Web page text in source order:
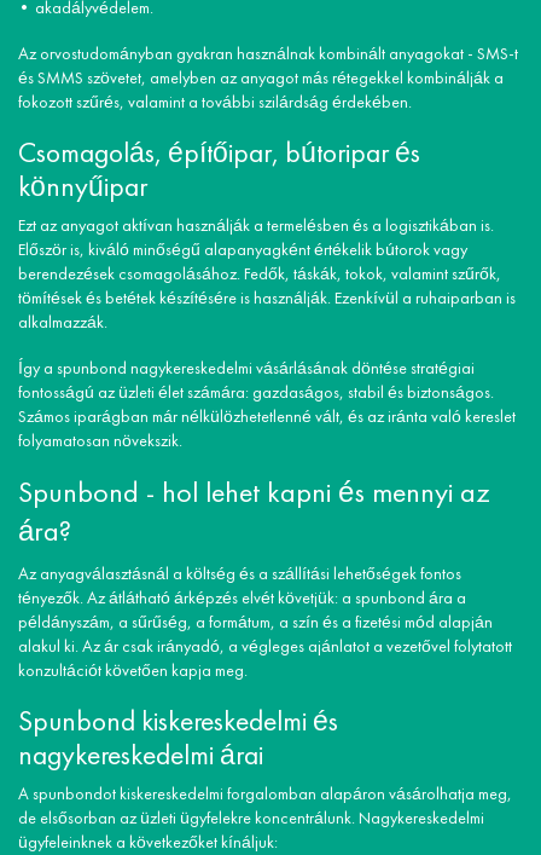
akadályvédelem.
Az orvostudományban gyakran használnak kombinált anyagokat - SMS-t
és SMMS szövetet, amelyben az anyagot más rétegekkel kombinálják a
fokozott szűrés, valamint a további szilárdság érdekében.
Csomagolás, építőipar, bútoripar és
könnyűipar
Ezt az anyagot aktívan használják a termelésben és a logisztikában is.
Először is, kiváló minőségű alapanyagként értékelik bútorok vagy
berendezések csomagolásához. Fedők, táskák, tokok, valamint szűrők,
tömítések és betétek készítésére is használják. Ezenkívül a ruhaiparban is
alkalmazzák.
Így a spunbond nagykereskedelmi vásárlásának döntése stratégiai
fontosságú az üzleti élet számára: gazdaságos, stabil és biztonságos.
Számos iparágban már nélkülözhetetlenné vált, és az iránta való kereslet
folyamatosan növekszik.
Spunbond - hol lehet kapni és mennyi az
ára?
Az anyagválasztásnál a költség és a szállítási lehetőségek fontos
tényezők. Az átlátható árképzés elvét követjük: a spunbond ára a
példányszám, a sűrűség, a formátum, a szín és a fizetési mód alapján
alakul ki. Az ár csak irányadó, a végleges ajánlatot a vezetővel folytatott
konzultációt követően kapja meg.
Spunbond kiskereskedelmi és
nagykereskedelmi árai
A spunbondot kiskereskedelmi forgalomban alapáron vásárolhatja meg,
de elsősorban az üzleti ügyfelekre koncentrálunk. Nagykereskedelmi
ügyfeleinknek a következőket kínáljuk: